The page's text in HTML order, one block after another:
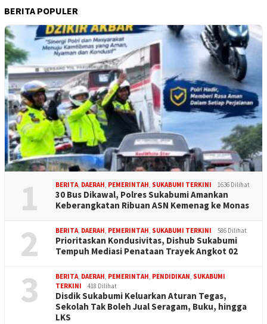
BERITA POPULER
1 BERITA, DAERAH, PEMERINTAH, SUKABUMI TERKINI 1636 Dilihat
30 Bus Dikawal, Polres Sukabumi Amankan
Keberangkatan Ribuan ASN Kemenag ke Monas
2 BERITA, DAERAH, PEMERINTAH, SUKABUMI TERKINI 586 Dilihat
Prioritaskan Kondusivitas, Dishub Sukabumi
Tempuh Mediasi Penataan Trayek Angkot 02
3 BERITA, DAERAH, PEMERINTAH, PENDIDIKAN, SUKABUMI
TERKINI
418 Dilihat
Disdik Sukabumi Keluarkan Aturan Tegas,
Sekolah Tak Boleh Jual Seragam, Buku, hingga
LKS